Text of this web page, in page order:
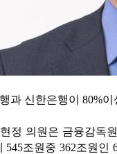
과 신한은행이 80%
정 의원은 금융감독
조원중 362조원